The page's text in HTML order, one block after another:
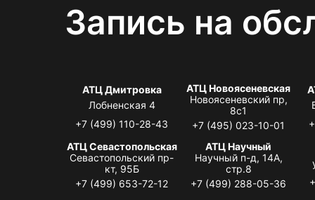
Запись на
АТЦ Дмитровка
Лобненская 4
+7 (499) 110-28-43
АТЦ Новоясеневская
Новоясеневский пр,
8с1
+7 (495) 023-10-01
АТЦ Севастопольская
Севастопольский пр-
кт, 95Б
+7 (499) 653-72-12
АТЦ Научный
Научный п-д, 14А,
стр.8
+7 (499) 288-05-36